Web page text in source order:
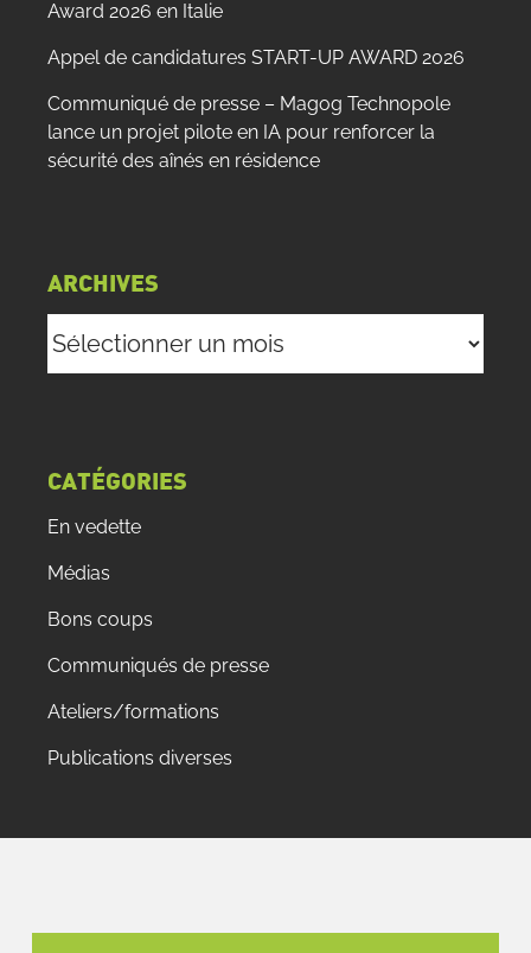
Award 2026 en Italie
Appel de candidatures START-UP AWARD 2026
Communiqué de presse – Magog Technopole
lance un projet pilote en IA pour renforcer la
sécurité des aînés en résidence
ARCHIVES
CATÉGORIES
En vedette
Médias
Bons coups
Communiqués de presse
Ateliers/formations
Publications diverses